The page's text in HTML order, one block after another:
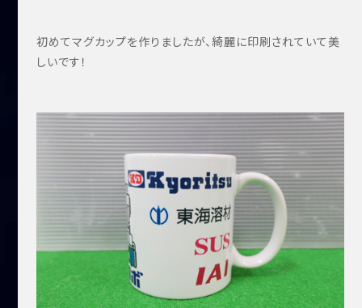
初めてマグカップを作りましたが、綺麗に印刷されていて美
しいです！